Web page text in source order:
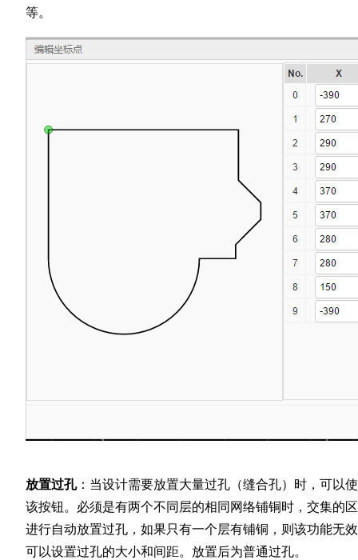
等。
放置过孔：当设计需要放置大量过孔（缝合孔）时，可以
该按钮。必须是有两个不同层的相同网络铺铜时，交集的
进行自动放置过孔，如果只有一个层有铺铜，则该功能无
可以设置过孔的大小和间距。放置后为普通过孔。